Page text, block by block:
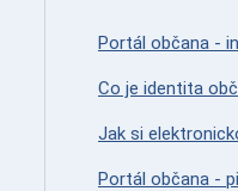
Portál občana -
Co je identita
Jak si
Portál občana -